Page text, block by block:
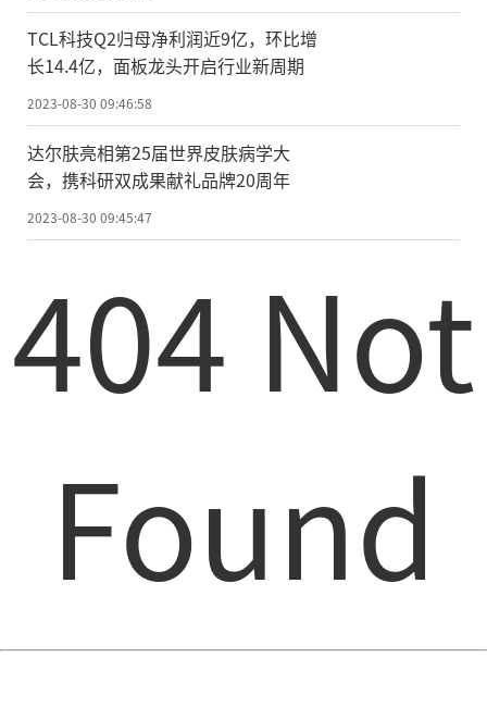
TCL科技Q2归母净利润近9亿，环比增
长14.4亿，面板龙头开启行业新周期
2023-08-30 09:46:58
达尔肤亮相第25届世界皮肤病学大
会，携科研双成果献礼品牌20周年
2023-08-30 09:45:47
404 Not
Found